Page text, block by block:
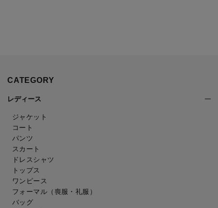
CATEGORY
レディース
ジャケット
コート
パンツ
スカート
ドレスシャツ
トップス
ワンピース
フォーマル（喪服・礼服）
バッグ